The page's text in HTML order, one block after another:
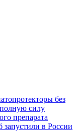
без
силу
препарата
в России